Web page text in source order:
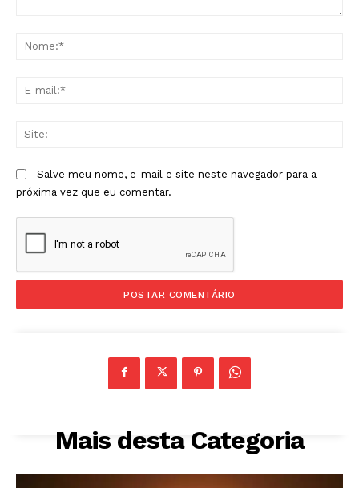
Salve meu nome, e-mail e site neste navegador para a
próxima vez que eu comentar.
Mais desta Categoria